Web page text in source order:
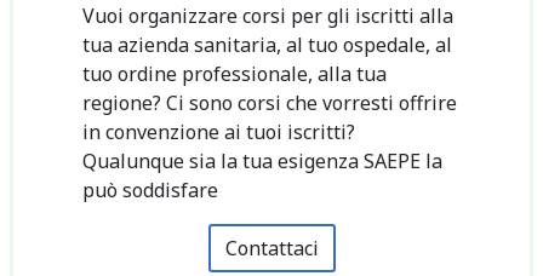
Vuoi organizzare corsi per gli iscritti alla
tua azienda sanitaria, al tuo ospedale, al
tuo ordine professionale, alla tua
regione? Ci sono corsi che vorresti offrire
in convenzione ai tuoi iscritti?
Qualunque sia la tua esigenza SAEPE la
può soddisfare
Contattaci